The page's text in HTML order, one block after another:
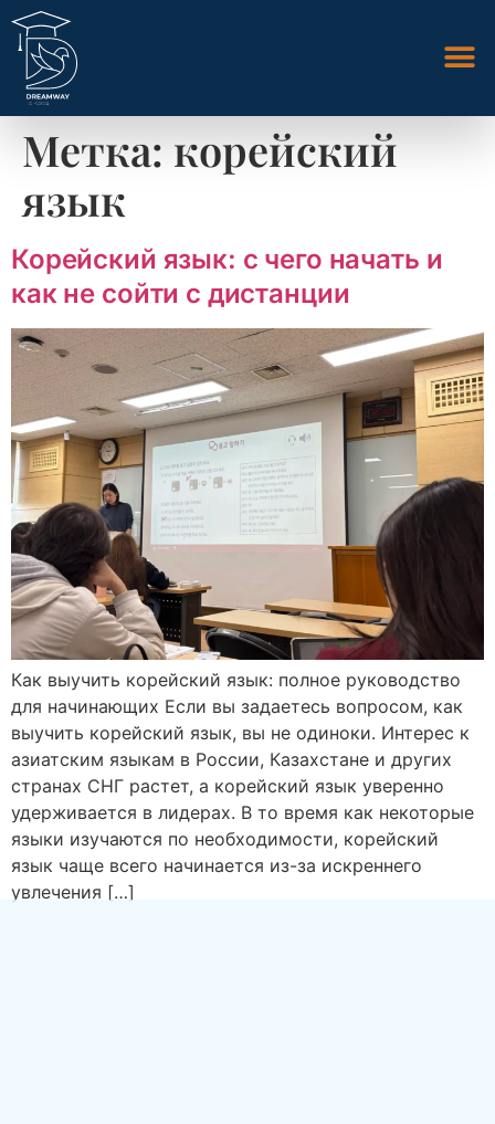
Метка:корейский
язык
Корейский язык: с чего начать и
как не сойти с дистанции
Как выучить корейский язык: полное руководство
для начинающих Если вы задаетесь вопросом, как
выучить корейский язык, вы не одиноки. Интерес к
азиатским языкам в России, Казахстане и других
странах СНГ растет, а корейский язык уверенно
удерживается в лидерах. В то время как некоторые
языки изучаются по необходимости, корейский
язык чаще всего начинается из-за искреннего
увлечения […]